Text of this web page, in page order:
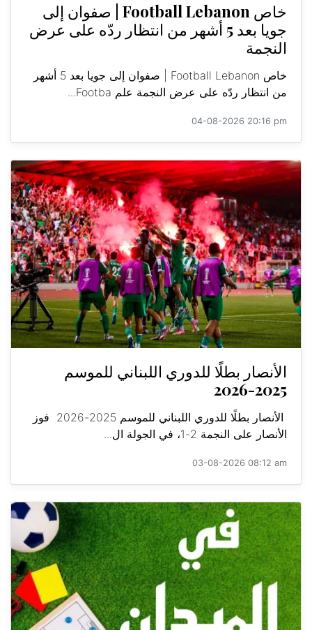
خاص Football Lebanon | صفوان إلى
جويا بعد 5 أشهر من انتظار ردّه على عرض
النجمة
خاص Football Lebanon | صفوان إلى جويا بعد 5 أشهر
من انتظار ردّه على عرض النجمة علم Footba...
04-08-2026 20:16 pm
الأنصار بطلًا للدوري اللبناني للموسم
2025-2026
الأنصار بطلًا للدوري اللبناني للموسم 2025-2026 فوز
الأنصار على النجمة 2-1، في الجولة ال...
03-08-2026 08:12 am